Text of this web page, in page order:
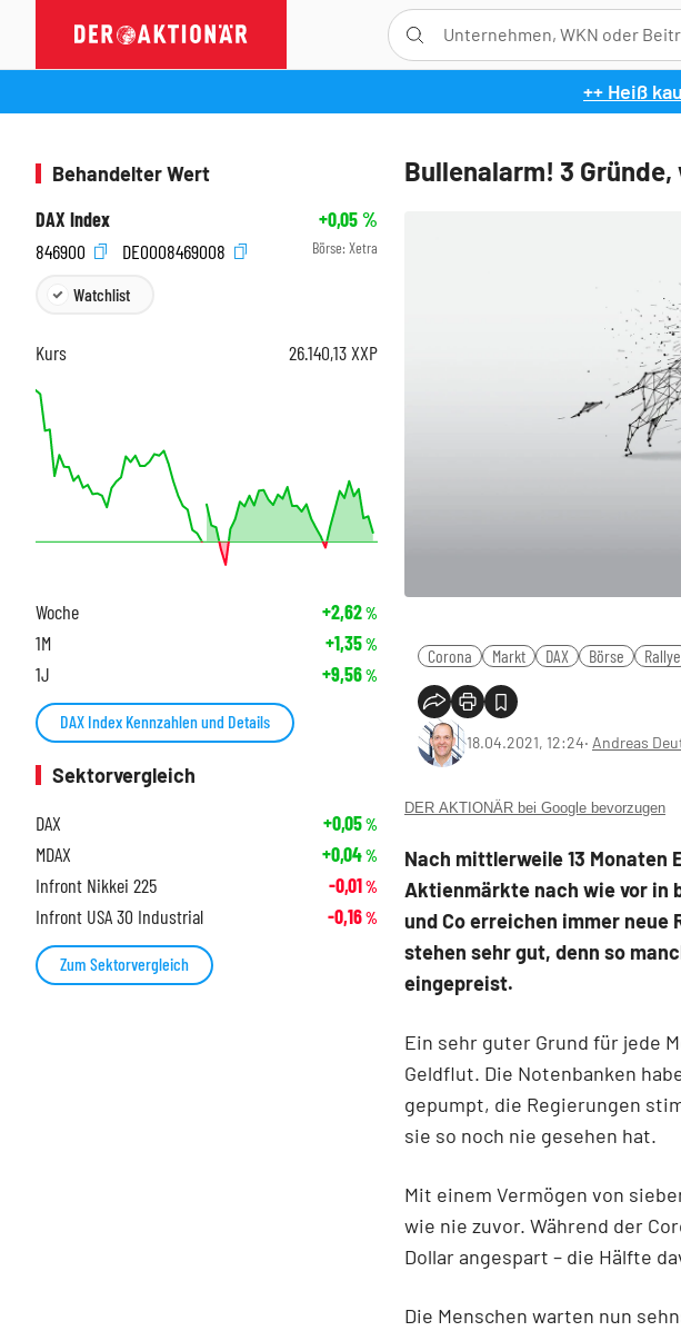
++ Heiß
Bullenalarm! 3
Corona Markt DAX Börse Rallye
18.04.2021, 12:24‧ Andreas
DER AKTIONÄR bei Google bevorzugen
Nach mittlerweile 13 Monaten
Aktienmärkte nach wie vor in
und Co erreichen immer neue
stehen sehr gut, denn so
eingepreist.
Ein sehr guter Grund für jede
Geldflut. Die Notenbanken
gepumpt, die Regierungen
sie so noch nie gesehen hat.
Mit einem Vermögen von
wie nie zuvor. Während der
Dollar angespart – die Hälfte
Die Menschen warten nun
Behandelter Wert
DAX Index
+0,05%
846900
DE0008469008 Börse: Xetra
Watchlist
Kurs 26.140,13XXP
Woche +2,62%
1M +1,35%
1J +9,56%
DAX Index Kennzahlen und Details
Sektorvergleich
DAX
+0,05%
MDAX +0,04%
Infront Nikkei 225 -0,01%
Infront USA 30 Industrial -0,16%
Zum Sektorvergleich